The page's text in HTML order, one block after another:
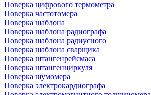
Поверка цифрового термометра
Поверка частотомера
Поверка шаблона
Поверка шаблона радиографа
Поверка шаблона радиусного
Поверка шаблона сварщика
Поверка штангенрейсмаса
Поверка штангенциркуля
Поверка шумомера
Поверка электрокардиографа